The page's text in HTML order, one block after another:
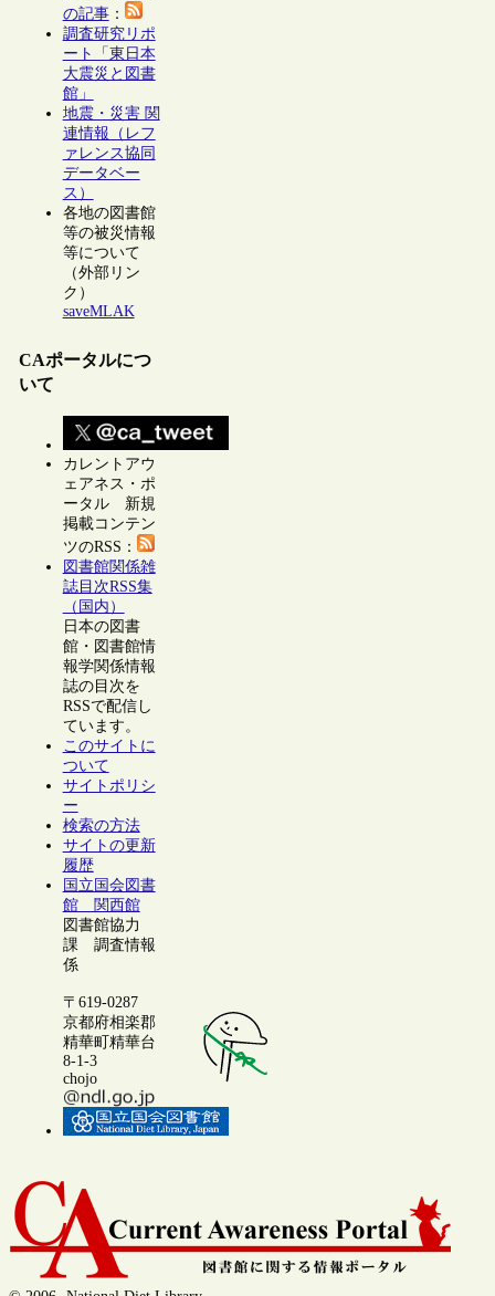
の記事：
調査研究リポ
ート「東日本
大震災と図書
館」
地震・災害 関
連情報（レフ
ァレンス協同
データベー
ス）
各地の図書館
等の被災情報
等について
（外部リン
ク）
saveMLAK
CAポータルにつ
いて
カレントアウ
ェアネス・ポ
ータル 新規
掲載コンテン
ツのRSS：
図書館関係雑
誌目次RSS集
（国内）
日本の図書
館・図書館情
報学関係情報
誌の目次を
RSSで配信し
ています。
このサイトに
ついて
サイトポリシ
ー
検索の方法
サイトの更新
履歴
国立国会図書
館 関西館
図書館協力
課 調査情報
係
〒619-0287
京都府相楽郡
精華町精華台
8-1-3
chojo